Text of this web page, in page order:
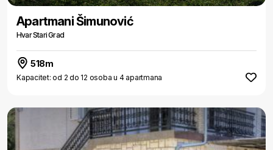
Apartmani Šimunović
Hvar Stari Grad
518m
Kapacitet: od 2 do 12 osoba u 4 apartmana